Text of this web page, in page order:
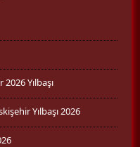
Yılbaşı
Yılbaşı 2026